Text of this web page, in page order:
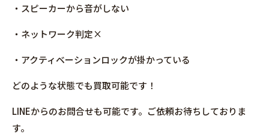
・スピーカーから音がしない
・ネットワーク判定×
・アクティベーションロックが掛かっている
どのような状態でも買取可能です！
LINEからのお問合せも可能です。ご依頼お待ちしておりま
す。